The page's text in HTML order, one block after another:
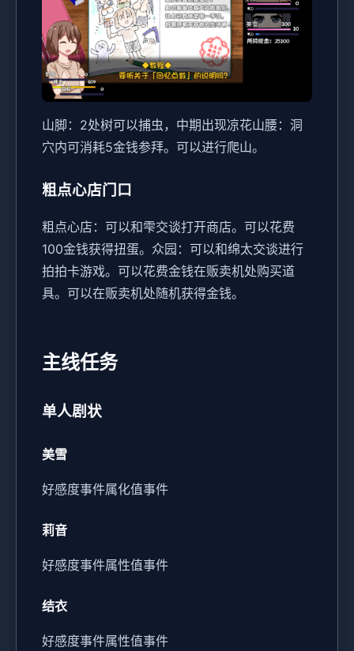
山脚：2处树可以捕虫，中期出现凉花山腰：洞
穴内可消耗5金钱参拜。可以进行爬山。
粗点心店门口
粗点心店：可以和雫交谈打开商店。可以花费
100金钱获得扭蛋。 众园：可以和绵太交谈进行
拍拍卡游戏。可以花费金钱在贩卖机处购买道
具。可以在贩卖机处随机获得金钱。
主线任务
单人剧状
美雪
好感度事件属化值事件
莉音
好感度事件属性值事件
结衣
好感度事件属性值事件